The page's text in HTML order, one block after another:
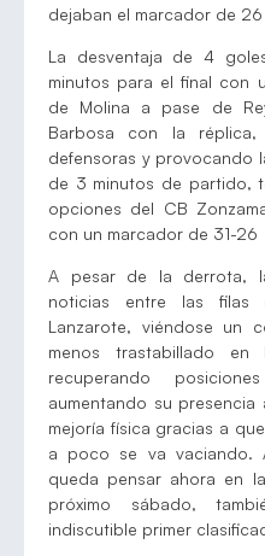
dejaban el marcador de
La desventaja de 4
minutos para el final con
de Molina a pase de
Barbosa con la
defensoras y provocando
de 3 minutos de partido,
opciones del CB
con un marcador de 31-26
A pesar de la derrota,
noticias entre las filas
Lanzarote, viéndose un
menos trastabillado
recuperando
aumentando su
mejoría física gracias a
a poco se va vaciando.
queda pensar ahora en
próximo sábado,
indiscutible primer